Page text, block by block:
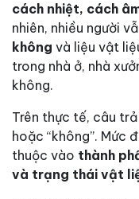
cách nhiệt, cách
nhiên, nhiều người
không và liệu vật
trong nhà ở, nhà
không.
Trên thực tế, câu
hoặc “không”. Mức
thuộc vào thành
và trạng thái vật